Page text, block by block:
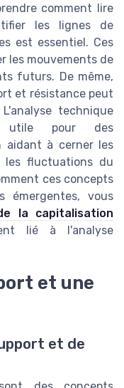
comment lire
les lignes de
est essentiel. Ces
les mouvements de
futurs. De même,
et résistance peut
technique
utile pour des
aidant à cerner les
les fluctuations du
ces concepts
émergentes, vous
la capitalisation
lié à l'analyse
et une
et de